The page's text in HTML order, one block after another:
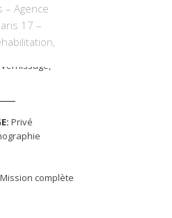
Privé
Mission complète